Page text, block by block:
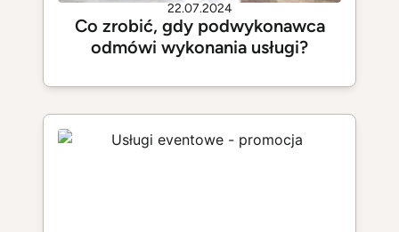
22.07.2024
Co zrobić, gdy podwykonawca
odmówi wykonania usługi?